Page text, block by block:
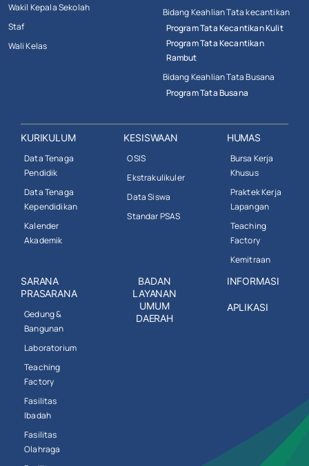
Wakil Kepala Sekolah
Staf
Wali Kelas
Bidang Keahlian Tata kecantikan
Program Tata Kecantikan Kulit
Program Tata Kecantikan
Rambut
Bidang Keahlian Tata Busana
Program Tata Busana
KURIKULUM
Data Tenaga
Pendidik
Data Tenaga
Kependidikan
Kalender
Akademik
KESISWAAN
OSIS
Ekstrakulikuler
Data Siswa
Standar PSAS
HUMAS
Bursa Kerja
Khusus
Praktek Kerja
Lapangan
Teaching
Factory
Kemitraan
SARANA
PRASARANA
Gedung &
Bangunan
Laboratorium
Teaching
Factory
Fasilitas
Ibadah
Fasilitas
Olahraga
BADAN
LAYANAN
UMUM
DAERAH
INFORMASI
APLIKASI